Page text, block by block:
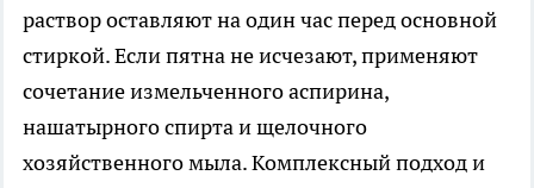
раствор оставляют на один час перед основной
стиркой. Если пятна не исчезают, применяют
сочетание измельченного аспирина,
нашатырного спирта и щелочного
хозяйственного мыла. Комплексный подход и